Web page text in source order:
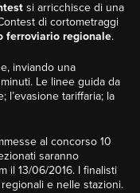
si arricchisce di una
di cortometraggi
ferroviario regionale.
inviando una
Le linee guida da
l’evasione tariffaria; la
al concorso 10
saranno
il 13/06/2016. I finalisti
e nelle stazioni.